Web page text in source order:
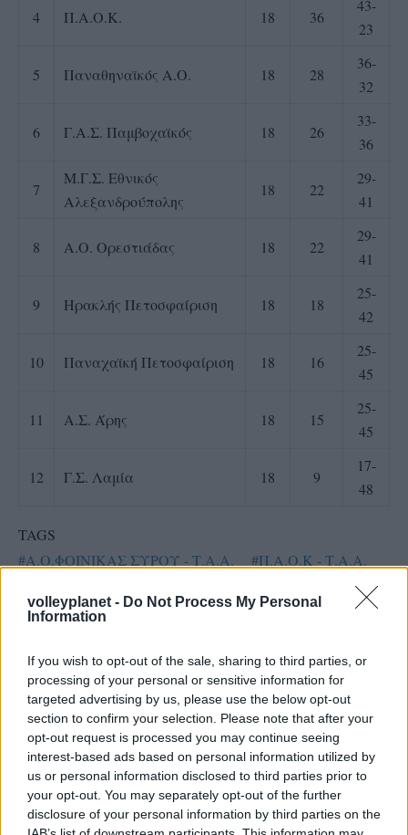
volleyplanet - Do Not Process My Personal
Information
If you wish to opt-out of the sale, sharing to third parties, or
processing of your personal or sensitive information for
targeted advertising by us, please use the below opt-out
section to confirm your selection. Please note that after your
opt-out request is processed you may continue seeing
interest-based ads based on personal information utilized by
us or personal information disclosed to third parties prior to
your opt-out. You may separately opt-out of the further
disclosure of your personal information by third parties on the
4 Π.Α.Ο.Κ. 18 36
43-
23
5 Παναθηναϊκός Α.Ο. 18 28
36-
32
6 Γ.Α.Σ. Παμβοχαϊκός 18 26
33-
36
7
Μ.Γ.Σ. Εθνικός
Αλεξανδρούπολης
18 22
29-
41
8 Α.Ο. Ορεστιάδας 18 22
29-
41
9 Ηρακλής Πετοσφαίριση 18 18
25-
42
10 Παναχαϊκή Πετοσφαίριση 18 16
25-
45
11 Α.Σ. Άρης 18 15
25-
45
12 Γ.Σ. Λαμία 18 9
17-
48
TAGS
#Α.Ο.ΦΟΙΝΙΚΑΣ ΣΥΡΟΥ - Τ.Α.Α.
#Π.Α.Ο.Κ - Τ.Α.Α.
#ΠΑΟΚ
#ΦΟΙΝΙΚΑΣ ΣΥΡΟΥ